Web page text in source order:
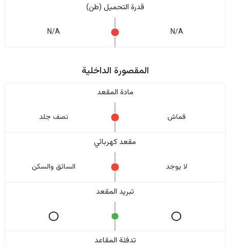
قدرة التحميل (طن)
N/A
N/A
المقصورة الداخلية
مادة المقعد
قماش نصف جلد
مقعد كهربائي
لا یوجد السائق والسکن
تبريد المقعد
تدفئة المقاعد